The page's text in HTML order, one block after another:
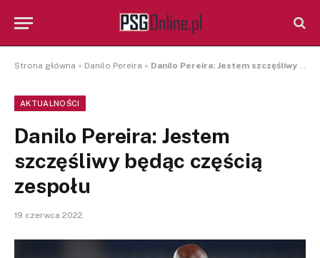
Strona główna » Danilo Pereira » Danilo Pereira: Jestem szczęśliwy będąc częścią zespołu
AKTUALNOŚCI
Danilo Pereira: Jestem
szczęśliwy będąc częścią
zespołu
19 czerwca 2022